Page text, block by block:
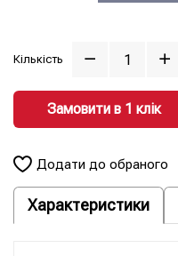
Кількість
Замовити в 1 клiк
Додати до обраного
Характеристики